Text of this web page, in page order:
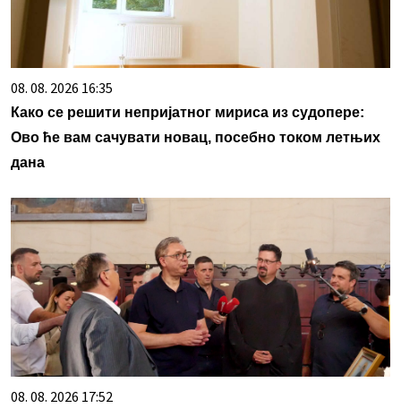
08. 08. 2026 16:35
Како се решити непријатног мириса из судопере:
Ово ће вам сачувати новац, посебно током летњих
дана
08. 08. 2026 17:52